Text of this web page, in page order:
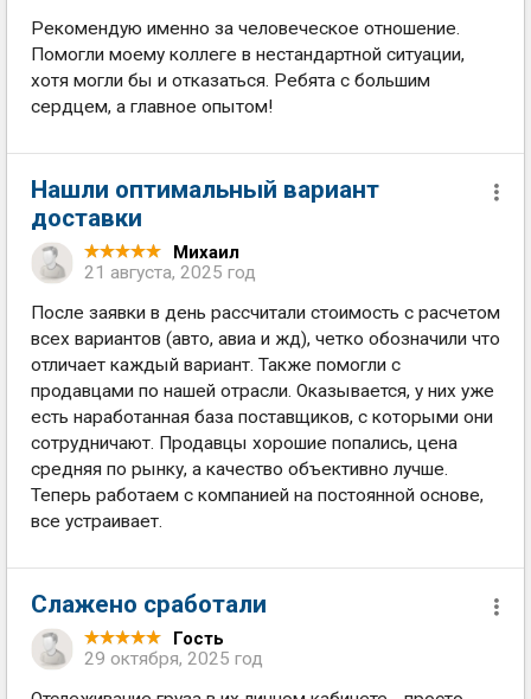
Рекомендую именно за человеческое отношение.
Помогли моему коллеге в нестандартной ситуации,
хотя могли бы и отказаться. Ребята с большим
сердцем, а главное опытом!
Нашли оптимальный вариант
доставки
Михаил
21 августа, 2025 год
После заявки в день рассчитали стоимость с расчетом
всех вариантов (авто, авиа и жд), четко обозначили что
отличает каждый вариант. Также помогли с
продавцами по нашей отрасли. Оказывается, у них уже
есть наработанная база поставщиков, с которыми они
сотрудничают. Продавцы хорошие попались, цена
средняя по рынку, а качество объективно лучше.
Теперь работаем с компанией на постоянной основе,
все устраивает.
Слажено сработали
Гость
29 октября, 2025 год